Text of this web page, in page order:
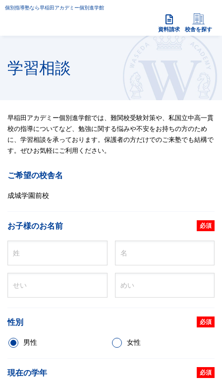
個別指導塾なら早稲田アカデミー個別進学館
資料請求 校舎を探す
学習相談
早稲田アカデミー個別進学館では、難関校受験対策や、私国立中高一貫
校の指導についてなど、勉強に関する悩みや不安をお持ちの方のため
に、学習相談を承っております。保護者の方だけでのご来塾でも結構で
す。ぜひお気軽にご利用ください。
ご希望の校舎名
成城学園前校
お子様のお名前 必須
性別 必須
男性 女性
現在の学年 必須